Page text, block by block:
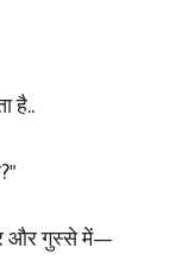
है..
और गुस्से में—